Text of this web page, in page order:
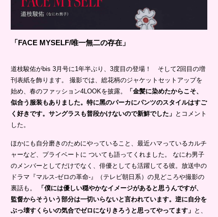
「FACE MYSELF/唯⼀無⼆の存在」
道枝駿佑がbis 3⽉号に1年半ぶり、3度⽬の登場！ そして2回⽬の増
刊表紙を飾ります。 撮影では、総花柄のジャケットセットアップを
始め、春のファッション4LOOKを披露。
「⾦髪に染めたからこそ、
似合う服装もありました。特に⿊のパーカにパンツのスタイルはすご
く好きです。サングラスも普段かけないので新鮮でした」 とコメント
した。
ほかにも⾃分磨きのためにやっていること、最近ハマっているカルチ
ャーなど、プライベートに ついても語ってくれました。 なにわ男⼦
のメンバーとしてだけでなく、俳優としても活躍してる彼。放送中の
ドラマ『マルス-ゼロの⾰命-』（テレビ朝⽇系）の⾒どころや撮影の
裏話も。
「僕には優しい穏やかなイメージがあると思うんですが、
監督からそういう部分は⼀切いらないと⾔われています。逆に⾃分を
ぶっ壊すくらいの気合でゼロになりきろうと思ってやってます」 と、